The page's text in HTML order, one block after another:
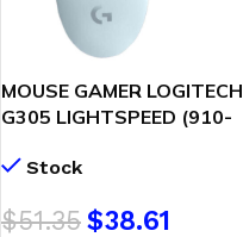
MOUSE GAMER LOGITECH
G305 LIGHTSPEED (910-
Stock
$51.35$38.61